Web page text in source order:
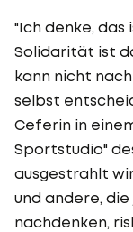
"Ich denke, das
Solidarität ist
kann nicht
selbst
Ceferin in
Sportstudio"
ausgestrahlt
und andere,
nachdenken,